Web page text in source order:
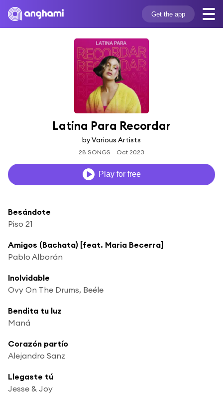
Get the app
Latina Para Recordar
by Various Artists
28 SONGS Oct 2023
Play for free
Besándote
Piso 21
Amigos (Bachata) [feat. Maria Becerra]
Pablo Alborán
Inolvidable
Ovy On The Drums, Beéle
Bendita tu luz
Maná
Corazón partío
Alejandro Sanz
Llegaste tú
Jesse & Joy